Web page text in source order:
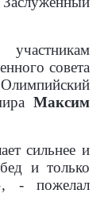
совета
Максим
сильнее и
и только
- пожелал